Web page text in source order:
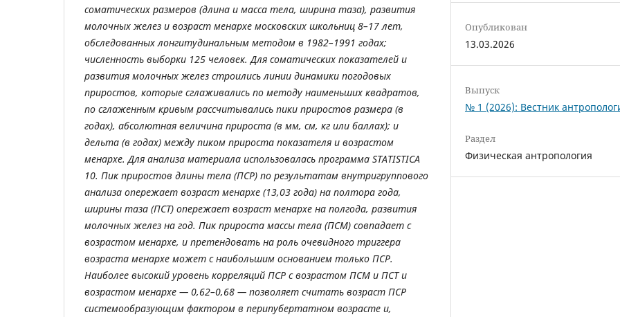
соматических размеров (длина и масса тела, ширина таза), развития
молочных желез и возраст менархе московских школьниц 8–17 лет,
обследованных лонгитудинальным методом в 1982–1991 годах;
численность выборки 125 человек.Для соматических показателей и
развития молочных желез строились линии динамики погодовых
приростов, которые сглаживались по методу наименьших квадратов,
по сглаженным кривым рассчитывались пики приростов размера (в
годах), абсолютная величина прироста (в мм, см, кг или баллах); и
дельта (в годах) между пиком прироста показателя и возрастом
менархе. Для анализа материала использовалась программа STATISTICA
10. Пик приростов длины тела (ПСР) по результатам внутригруппового
анализа опережает возраст менархе (13,03 года) на полтора года,
ширины таза (ПСТ) опережает возраст менархе на полгода, развития
молочных желез на год. Пик прироста массы тела (ПСМ) совпадает с
возрастом менархе, и претендовать на роль очевидного триггера
возраста менархе может с наибольшим основанием только ПСР.
Наиболее высокий уровень корреляций ПСР с возрастом ПСМ и ПСТ и
возрастом менархе — 0,62–0,68 — позволяет считать возраст ПСР
системообразующим фактором в перипубертатном возрасте и,
Опубликован
13.03.2026
Выпуск
№ 1 (2026): Вестник
Раздел
Физическая антропология